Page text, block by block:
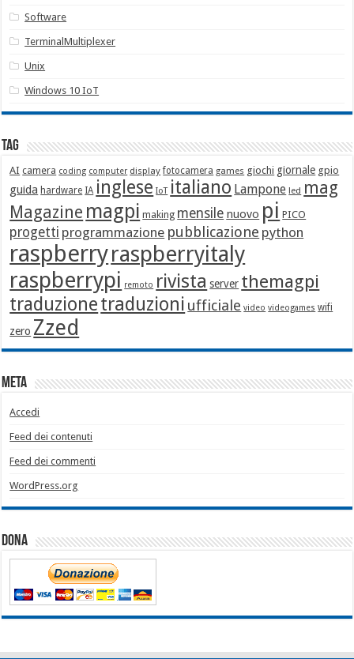
Software
TerminalMultiplexer
Unix
Windows 10 IoT
Tag
AI camera coding computer display fotocamera games giochi giornale gpio
guida hardware IA inglese IoT italiano Lampone led mag
Magazine magpi making mensile nuovo pi PICO
progetti programmazione pubblicazione python
raspberryraspberryitaly
raspberrypi remoto rivista server themagpi
traduzionetraduzioni ufficiale video videogames wifi
zero Zzed
Meta
Accedi
Feed dei contenuti
Feed dei commenti
WordPress.org
Dona